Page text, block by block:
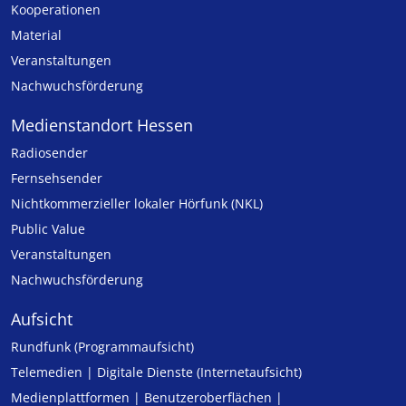
Kooperationen
Material
Veranstaltungen
Nachwuchsförderung
Medienstandort Hessen
Radiosender
Fernsehsender
Nicht­kommer­zieller lo­ka­ler Hör­funk (NKL)
Public Value
Veranstaltungen
Nachwuchsförderung
Aufsicht
Rundfunk (Programmaufsicht)
Telemedien | Digitale Dienste (Internetaufsicht)
Medienplattformen | Benutzeroberflächen |